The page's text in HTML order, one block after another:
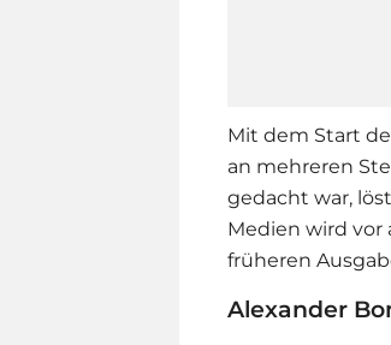
Mit dem Start
an mehreren
gedacht war,
Medien wird vor
früheren
Alexander